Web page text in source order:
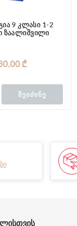
9 კლასი 1-2
ზაალიშვილი
₾
ᲨᲔᲘᲫᲘᲜᲔ